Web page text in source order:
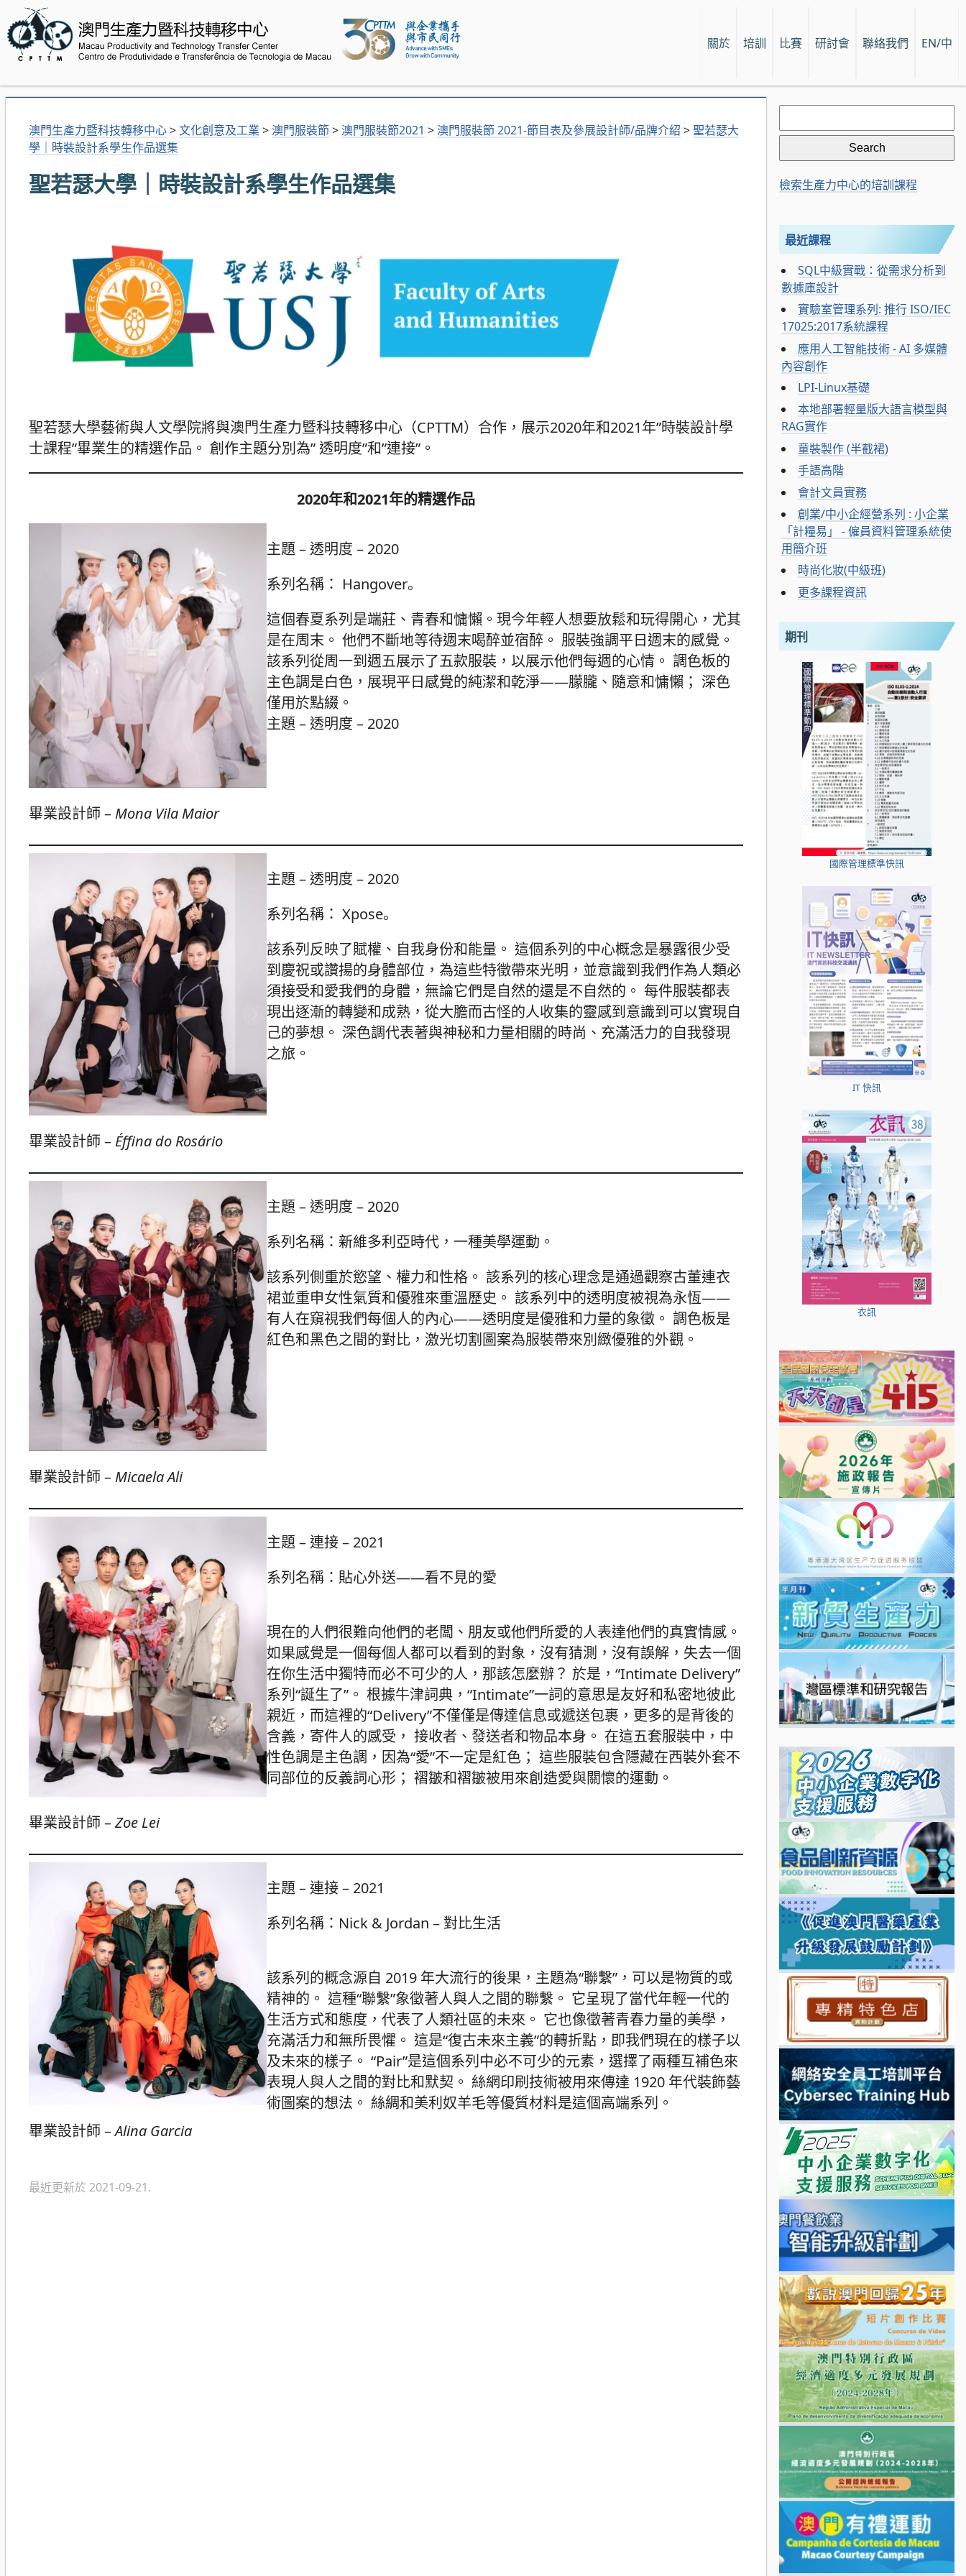
關於 培訓 比賽 研討會 聯絡我們 EN/中
澳門生產力暨科技轉移中心>文化創意及工業 > 澳門服裝節> 澳門服裝節2021 > 澳門服裝節 2021-節目表及參展設計師/品牌介紹 >聖若瑟大
學｜時裝設計系學生作品選集
聖若瑟大學｜時裝設計系學生作品選集
聖若瑟大學藝術與人文學院將與澳門生產力暨科技轉移中心（CPTTM）合作，展示2020年和2021年”時裝設計學
士課程”畢業生的精選作品。 創作主題分別為” 透明度”和”連接”。
2020年和2021年的精選作品
畢業設計師 – Mona Vila Maior
主題 – 透明度 – 2020
系列名稱： Hangover。
這個春夏系列是端莊、青春和慵懶。現今年輕人想要放鬆和玩得開心，尤其
是在周末。 他們不斷地等待週末喝醉並宿醉。 服裝強調平日週末的感覺。
該系列從周一到週五展示了五款服裝，以展示他們每週的心情。 調色板的
主色調是白色，展現平日感覺的純潔和乾淨——朦朧、隨意和慵懶； 深色
僅用於點綴。
主題 – 透明度 – 2020
畢業設計師 – Éffina do Rosário
主題 – 透明度 – 2020
系列名稱： Xpose。
該系列反映了賦權、自我身份和能量。 這個系列的中心概念是暴露很少受
到慶祝或讚揚的身體部位，為這些特徵帶來光明，並意識到我們作為人類必
須接受和愛我們的身體，無論它們是自然的還是不自然的。 每件服裝都表
現出逐漸的轉變和成熟，從大膽而古怪的人收集的靈感到意識到可以實現自
己的夢想。 深色調代表著與神秘和力量相關的時尚、充滿活力的自我發現
之旅。
畢業設計師 – Micaela Ali
主題 – 透明度 – 2020
系列名稱：新維多利亞時代，一種美學運動。
該系列側重於慾望、權力和性格。 該系列的核心理念是通過觀察古董連衣
裙並重申女性氣質和優雅來重溫歷史。 該系列中的透明度被視為永恆——
有人在窺視我們每個人的內心——透明度是優雅和力量的象徵。 調色板是
紅色和黑色之間的對比，激光切割圖案為服裝帶來別緻優雅的外觀。
畢業設計師 –Zoe Lei
主題 – 連接 – 2021
系列名稱：貼心外送——看不見的愛
現在的人們很難向他們的老闆、朋友或他們所愛的人表達他們的真實情感。
如果感覺是一個每個人都可以看到的對象，沒有猜測，沒有誤解，失去一個
在你生活中獨特而必不可少的人，那該怎麼辦？ 於是，“Intimate Delivery”
系列“誕生了”。 根據牛津詞典，“Intimate”一詞的意思是友好和私密地彼此
親近，而這裡的“Delivery”不僅僅是傳達信息或遞送包裹，更多的是背後的
含義，寄件人的感受， 接收者、發送者和物品本身。 在這五套服裝中，中
性色調是主色調，因為“愛”不一定是紅色； 這些服裝包含隱藏在西裝外套不
同部位的反義詞心形； 褶皺和褶皺被用來創造愛與關懷的運動。
畢業設計師 –Alina Garcia
主題 – 連接 – 2021
系列名稱：Nick & Jordan – 對比生活
該系列的概念源自 2019 年大流行的後果，主題為“聯繫”，可以是物質的或
精神的。 這種“聯繫”象徵著人與人之間的聯繫。 它呈現了當代年輕一代的
生活方式和態度，代表了人類社區的未來。 它也像徵著青春力量的美學，
充滿活力和無所畏懼。 這是“復古未來主義”的轉折點，即我們現在的樣子以
及未來的樣子。 “Pair”是這個系列中必不可少的元素，選擇了兩種互補色來
表現人與人之間的對比和默契。 絲網印刷技術被用來傳達 1920 年代裝飾藝
術圖案的想法。 絲綢和美利奴羊毛等優質材料是這個高端系列。
最近更新於 2021-09-21.
Search
for:
檢索生產力中心的培訓課程
最近課程
SQL中級實戰：從需求分析到
數據庫設計
實驗室管理系列: 推行 ISO/IEC
17025:2017系統課程
應用人工智能技術 - AI 多媒體
內容創作
LPI-Linux基礎
本地部署輕量版大語言模型與
RAG實作
童裝製作 (半截裙)
手語高階
會計文員實務
創業/中小企經營系列 : 小企業
「計糧易」 - 僱員資料管理系統使
用簡介班
時尚化妝(中級班)
更多課程資訊
期刊
國際管理標準快訊
IT 快訊
衣訊